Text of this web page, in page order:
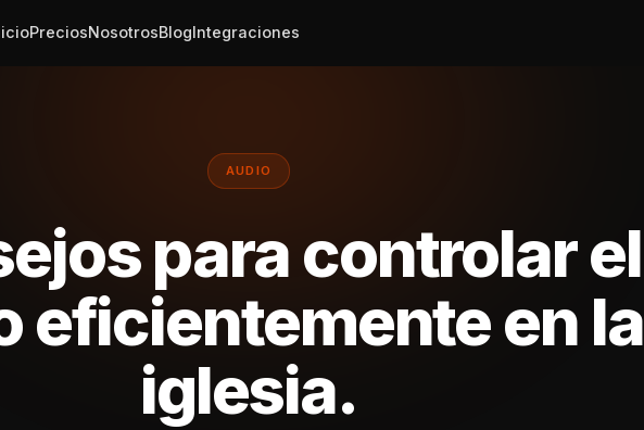
PreciosNosotrosBlogIntegraciones
AUDIO
para controlar el
eficientemente en la
iglesia.